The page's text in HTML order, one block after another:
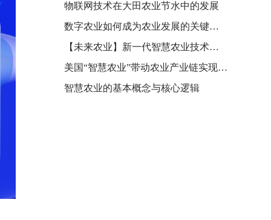
物联网技术在大田农业节水中的发展
数字农业如何成为农业发展的关键所在？
【未来农业】新一代智慧农业技术应用展望
美国“智慧农业”带动农业产业链实现全新变革
智慧农业的基本概念与核心逻辑